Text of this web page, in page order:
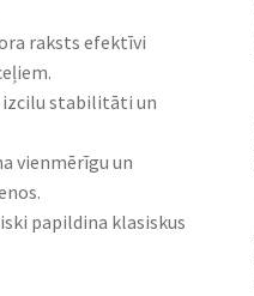
raksts efektīvi
stabilitāti un
vienmērīgu un
papildina klasiskus